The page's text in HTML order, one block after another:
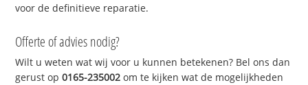
voor de definitieve reparatie.
Offerte of advies nodig?
Wilt u weten wat wij voor u kunnen betekenen? Bel ons dan
gerust op0165-235002 om te kijken wat de mogelijkheden